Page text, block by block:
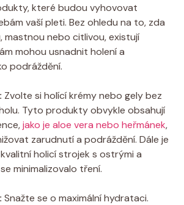
které budou vyhovovat
vaší pleti. Bez ohledu na to, zda
mastnou nebo citlivou, existují
mohou usnadnit holení a
podráždění.
Zvolte si holící krémy nebo gely bez
Tyto produkty obvykle obsahují
jako je aloe vera nebo heřmánek,
zarudnutí a podráždění. Dále je
holicí strojek s ostrými a
minimalizovalo tření.
Snažte se o maximální hydrataci.